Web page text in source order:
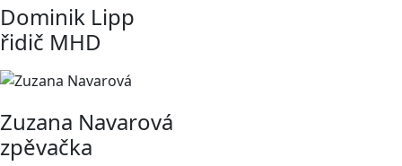
Dominik Lipp
řidič MHD
Zuzana Navarová
zpěvačka